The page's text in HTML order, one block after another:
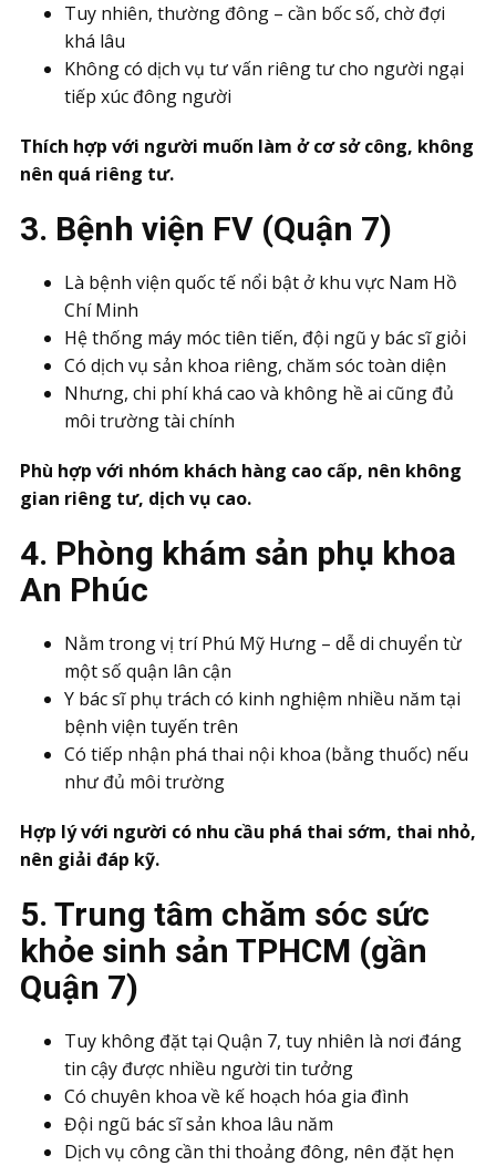
Tuy nhiên, thường đông – cần bốc số, chờ đợi
khá lâu
Không có dịch vụ tư vấn riêng tư cho người ngại
tiếp xúc đông người
Thích hợp với người muốn làm ở cơ sở công, không
nên quá riêng tư.
3. Bệnh viện FV (Quận 7)
Là bệnh viện quốc tế nổi bật ở khu vực Nam Hồ
Chí Minh
Hệ thống máy móc tiên tiến, đội ngũ y bác sĩ giỏi
Có dịch vụ sản khoa riêng, chăm sóc toàn diện
Nhưng, chi phí khá cao và không hề ai cũng đủ
môi trường tài chính
Phù hợp với nhóm khách hàng cao cấp, nên không
gian riêng tư, dịch vụ cao.
4. Phòng khám sản phụ khoa
An Phúc
Nằm trong vị trí Phú Mỹ Hưng – dễ di chuyển từ
một số quận lân cận
Y bác sĩ phụ trách có kinh nghiệm nhiều năm tại
bệnh viện tuyến trên
Có tiếp nhận phá thai nội khoa (bằng thuốc) nếu
như đủ môi trường
Hợp lý với người có nhu cầu phá thai sớm, thai nhỏ,
nên giải đáp kỹ.
5. Trung tâm chăm sóc sức
khỏe sinh sản TPHCM (gần
Quận 7)
Tuy không đặt tại Quận 7, tuy nhiên là nơi đáng
tin cậy được nhiều người tin tưởng
Có chuyên khoa về kế hoạch hóa gia đình
Đội ngũ bác sĩ sản khoa lâu năm
Dịch vụ công cần thi thoảng đông, nên đặt hẹn